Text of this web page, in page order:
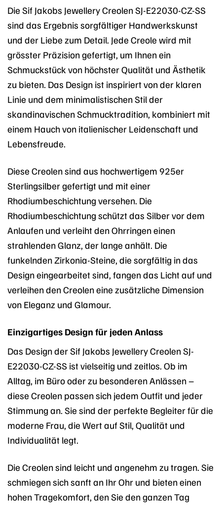
Die Sif Jakobs Jewellery Creolen SJ-E22030-CZ-SS
sind das Ergebnis sorgfältiger Handwerkskunst
und der Liebe zum Detail. Jede Creole wird mit
grösster Präzision gefertigt, um Ihnen ein
Schmuckstück von höchster Qualität und Ästhetik
zu bieten. Das Design ist inspiriert von der klaren
Linie und dem minimalistischen Stil der
skandinavischen Schmucktradition, kombiniert mit
einem Hauch von italienischer Leidenschaft und
Lebensfreude.
Diese Creolen sind aus hochwertigem 925er
Sterlingsilber gefertigt und mit einer
Rhodiumbeschichtung versehen. Die
Rhodiumbeschichtung schützt das Silber vor dem
Anlaufen und verleiht den Ohrringen einen
strahlenden Glanz, der lange anhält. Die
funkelnden Zirkonia-Steine, die sorgfältig in das
Design eingearbeitet sind, fangen das Licht auf und
verleihen den Creolen eine zusätzliche Dimension
von Eleganz und Glamour.
Einzigartiges Design für jeden Anlass
Das Design der Sif Jakobs Jewellery Creolen SJ-
E22030-CZ-SS ist vielseitig und zeitlos. Ob im
Alltag, im Büro oder zu besonderen Anlässen –
diese Creolen passen sich jedem Outfit und jeder
Stimmung an. Sie sind der perfekte Begleiter für die
moderne Frau, die Wert auf Stil, Qualität und
Individualität legt.
Die Creolen sind leicht und angenehm zu tragen. Sie
schmiegen sich sanft an Ihr Ohr und bieten einen
hohen Tragekomfort, den Sie den ganzen Tag